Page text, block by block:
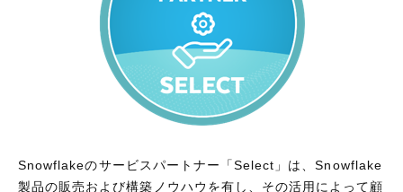
Snowflakeのサービスパートナー「Select」は、Snowflake
製品の販売および構築ノウハウを有し、その活用によって顧